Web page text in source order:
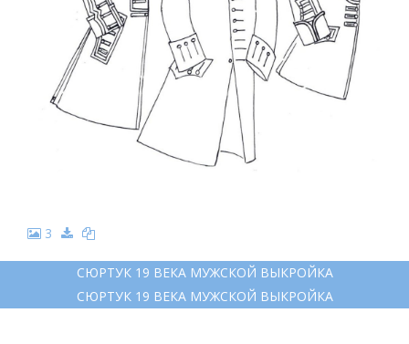
3
СЮРТУК 19 ВЕКА МУЖСКОЙ ВЫКРОЙКА
СЮРТУК 19 ВЕКА МУЖСКОЙ ВЫКРОЙКА